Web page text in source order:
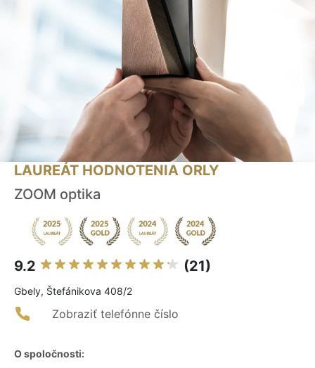
LAUREÁT HODNOTENIA ORLY
ZOOM optika
9.2 (21)
Gbely, Štefánikova 408/2
Zobraziť telefónne číslo
O spoločnosti: